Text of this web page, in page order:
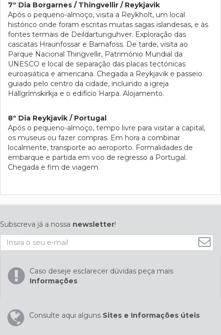
7º Dia Borgarnes / Thingvellir / Reykjavik
Após o pequeno-almoço, visita a Reykholt, um local
histórico onde foram escritas muitas sagas islandesas, e às
fontes termais de Deildartunguhver. Exploração das
cascatas Hraunfossar e Barnafoss. De tarde, visita ao
Parque Nacional Thingvellir, Património Mundial da
UNESCO e local de separação das placas tectónicas
euroasiática e americana. Chegada a Reykjavik e passeio
guiado pelo centro da cidade, incluindo a igreja
Hallgrímskirkja e o edifício Harpa. Alojamento.
8º Dia Reykjavik / Portugal
Após o pequeno-almoço, tempo livre para visitar a capital,
os museus ou fazer compras. Em hora a combinar
localmente, transporte ao aeroporto. Formalidades de
embarque e partida em voo de regresso a Portugal.
Chegada e fim de viagem.
Subscreva já a nossa newsletter!
Caso deseje esclarecer dúvidas peça mais
Informações
Consulte aqui alguns Sites e Informações úteis